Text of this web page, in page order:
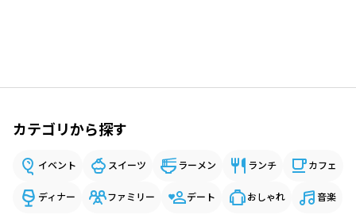
カテゴリから探す
イベント スイーツ ラーメン ランチ カフェ
ディナー ファミリー デート おしゃれ 音楽